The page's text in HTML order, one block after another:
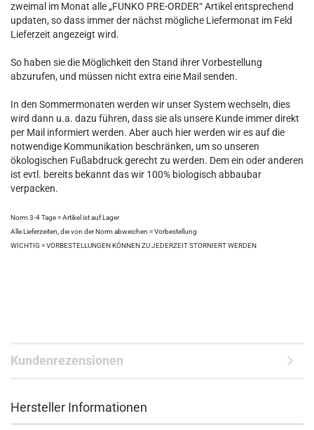
zweimal im Monat alle „FUNKO PRE-ORDER“ Artikel entsprechend
updaten, so dass immer der nächst mögliche Liefermonat im Feld
Lieferzeit angezeigt wird.
So haben sie die Möglichkeit den Stand ihrer Vorbestellung
abzurufen, und müssen nicht extra eine Mail senden.
In den Sommermonaten werden wir unser System wechseln, dies
wird dann u.a. dazu führen, dass sie als unsere Kunde immer direkt
per Mail informiert werden. Aber auch hier werden wir es auf die
notwendige Kommunikation beschränken, um so unseren
ökologischen Fußabdruck gerecht zu werden. Dem ein oder anderen
ist evtl. bereits bekannt das wir 100% biologisch abbaubar
verpacken.
Norm 3-4 Tage = Artikel ist auf Lager
Alle Lieferzeiten, die von der Norm abweichen = Vorbestellung
WICHTIG = VORBESTELLUNGEN KÖNNEN ZU JEDERZEIT STORNIERT WERDEN
Kundenrezensionen
Hersteller Informationen